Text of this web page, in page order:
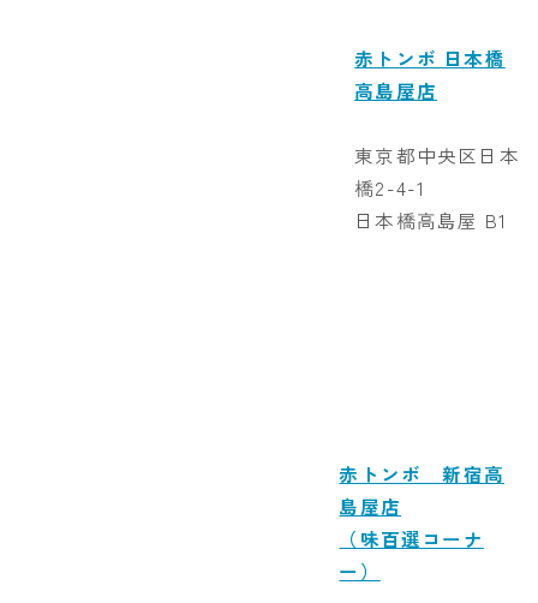
赤トンボ 日本橋
高島屋店
東京都中央区日本
橋2-4-1
日本橋高島屋 B1
赤トンボ 新宿高
島屋店
（味百選コーナ
ー）